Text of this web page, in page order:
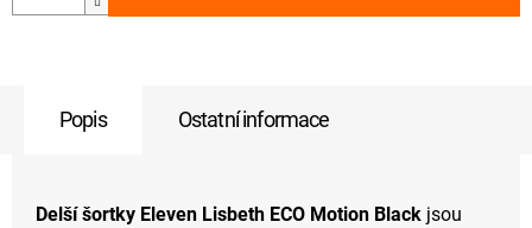
Popis Ostatní informace
Delší šortky Eleven Lisbeth ECO Motion Black jsou